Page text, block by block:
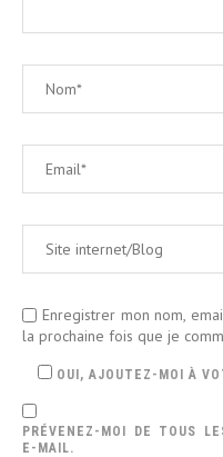
Enregistrer mon nom,
la prochaine fois que je
OUI, AJOUTEZ-MOI À
PRÉVENEZ-MOI DE TOUS
E-MAIL.